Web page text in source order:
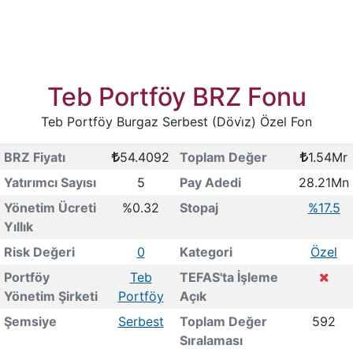
Teb Portföy BRZ Fonu
Teb Portföy Burgaz Serbest (Dövi̇z) Özel Fon
BRZ Fiyatı 54.4092 Toplam Değer
1.54Mr
Yatırımcı Sayısı
5 Pay Adedi
28.21Mn
Yönetim Ücreti
Yıllık
%0.32 Stopaj %17.5
Risk Değeri 0 Kategori
Özel
Portföy
Yönetim Şirketi
Teb
Portföy
TEFAS'ta İşleme
Açık
Şemsiye
Serbest
Toplam Değer
Sıralaması
592